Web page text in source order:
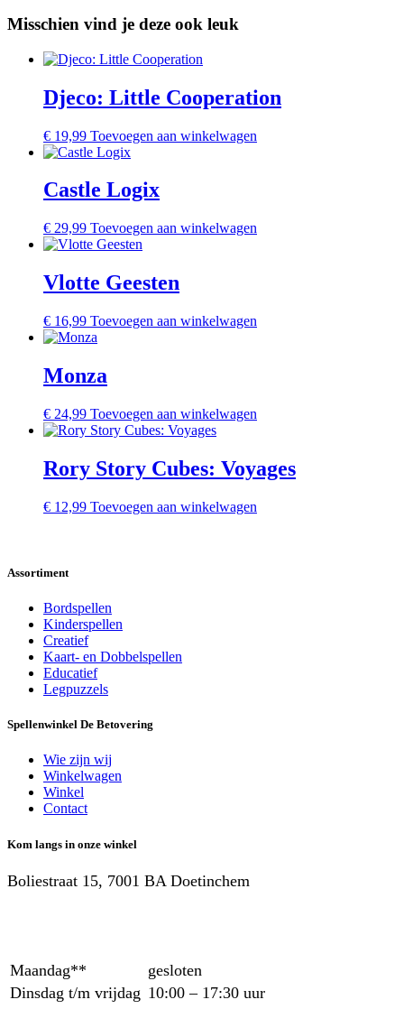
Misschien vind je deze ook leuk
Djeco: Little Cooperation
€ 19,99 Toevoegen aan winkelwagen
Castle Logix
€ 29,99 Toevoegen aan winkelwagen
Vlotte Geesten
€ 16,99 Toevoegen aan winkelwagen
Monza
€ 24,99 Toevoegen aan winkelwagen
Rory Story Cubes: Voyages
€ 12,99 Toevoegen aan winkelwagen
Assortiment
Bordspellen
Kinderspellen
Creatief
Kaart- en Dobbelspellen
Educatief
Legpuzzels
Spellenwinkel De Betover​ing
Wie zijn wij
Winkelwagen
Winkel
Contact
Kom langs in onze winkel
Boliestraat 15, 7001 BA Doetinchem
Maandag**
gesloten
Dinsdag t/m vrijdag 10:00 – 17:30 uur